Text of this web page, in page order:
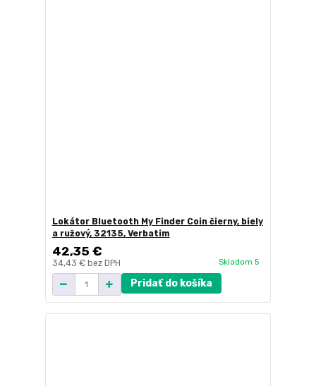
Lokátor Bluetooth My Finder Coin čierny, biely
a ružový, 32135, Verbatim
42,35 €
34,43 € bez DPH Skladom 5
Pridať do košíka